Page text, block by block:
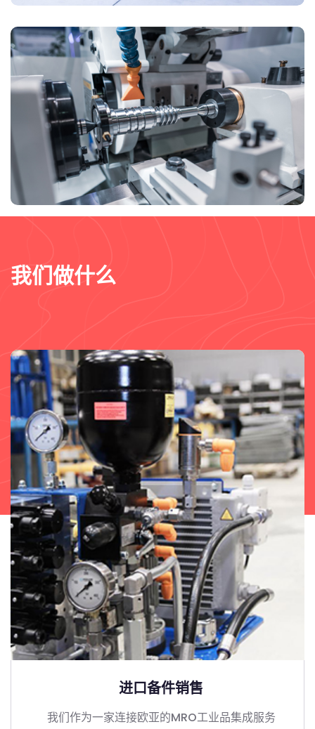
我们做什么
进口备件销售
我们作为一家连接欧亚的MRO工业品集成服务